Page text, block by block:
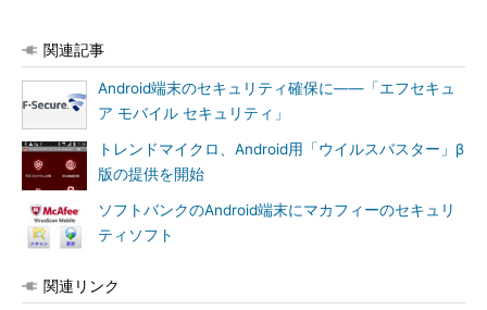
関連記事
Android端末のセキュリティ確保に――「エフセキュ
ア モバイル セキュリティ」
トレンドマイクロ、Android用「ウイルスバスター」β
版の提供を開始
ソフトバンクのAndroid端末にマカフィーのセキュリ
ティソフト
関連リンク